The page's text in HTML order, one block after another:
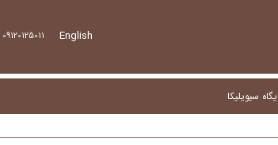
English
09120125011
سیویلیکا